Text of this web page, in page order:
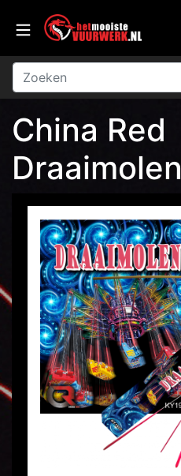
China Red
Draaimolen